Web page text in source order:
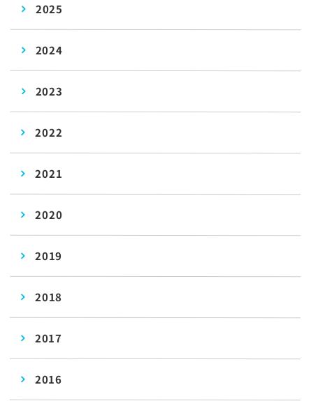
2025
2024
2023
2022
2021
2020
2019
2018
2017
2016